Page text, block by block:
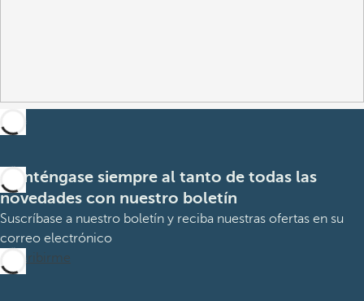
Manténgase siempre al tanto de todas las
novedades con nuestro boletín
Suscríbase a nuestro boletín y reciba nuestras ofertas en su
correo electrónico
Suscribirme